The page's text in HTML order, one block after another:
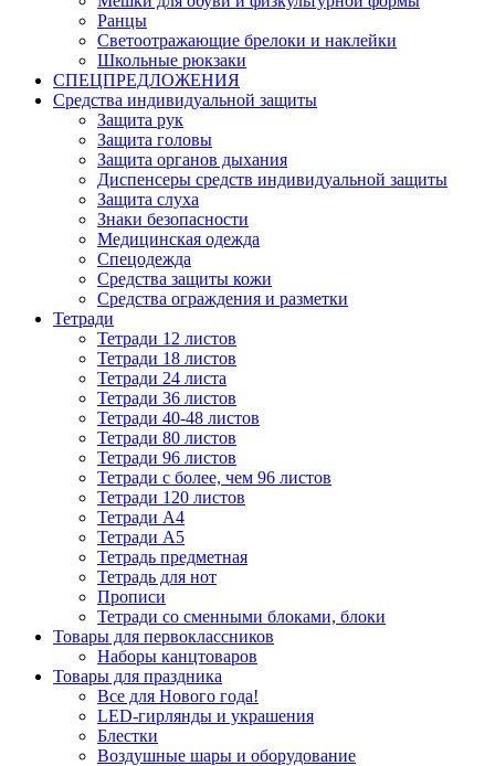
Ранцы
Светоотражающие брелоки и наклейки
Школьные рюкзаки
СПЕЦПРЕДЛОЖЕНИЯ
Средства индивидуальной защиты
Защита рук
Защита головы
Защита органов дыхания
Диспенсеры средств индивидуальной защиты
Защита слуха
Знаки безопасности
Медицинская одежда
Спецодежда
Средства защиты кожи
Средства ограждения и разметки
Тетради
Тетради 12 листов
Тетради 18 листов
Тетради 24 листа
Тетради 36 листов
Тетради 40-48 листов
Тетради 80 листов
Тетради 96 листов
Тетради с более, чем 96 листов
Тетради 120 листов
Тетради А4
Тетради А5
Тетрадь предметная
Тетрадь для нот
Прописи
Тетради со сменными блоками, блоки
Товары для первоклассников
Наборы канцтоваров
Товары для праздника
Все для Нового года!
LED-гирлянды и украшения
Блестки
Воздушные шары и оборудование